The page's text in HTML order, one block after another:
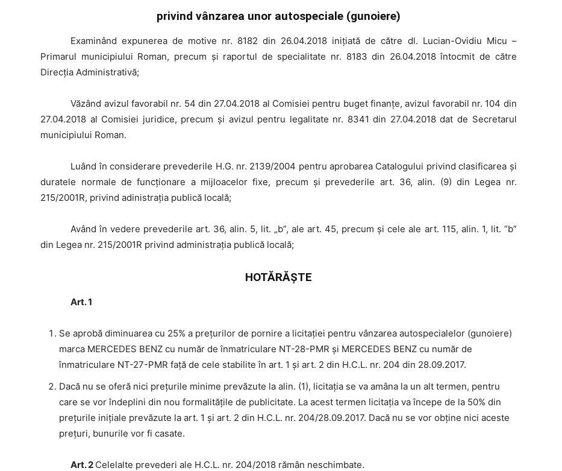
privind vânzarea unor autospeciale (gunoiere)
Examinând expunerea de motive nr. 8182 din 26.04.2018 iniţiată de către dl. Lucian-Ovidiu Micu –
Primarul municipiului Roman, precum şi raportul de specialitate nr. 8183 din 26.04.2018 întocmit de către
Direcția Administrativă;
Văzând avizul favorabil nr. 54 din 27.04.2018 al Comisiei pentru buget finanţe, avizul favorabil nr. 104 din
27.04.2018 al Comisiei juridice, precum şi avizul pentru legalitate nr. 8341 din 27.04.2018 dat de Secretarul
municipiului Roman.
Luând în considerare prevederile H.G. nr. 2139/2004 pentru aprobarea Catalogului privind clasificarea şi
duratele normale de funcţionare a mijloacelor fixe, precum și prevederile art. 36, alin. (9) din Legea nr.
215/2001R, privind adinistrația publică locală;
Având în vedere prevederile art. 36, alin. 5, lit. „b”, ale art. 45, precum şi cele ale art. 115, alin. 1, lit. “b”
din Legea nr. 215/2001R privind administraţia publică locală;
HOTĂRĂŞTE
Art. 1
Se aprobă diminuarea cu 25% a prețurilor de pornire a licitației pentru vânzarea autospecialelor (gunoiere)
marca MERCEDES BENZ cu număr de înmatriculare NT-28-PMR și MERCEDES BENZ cu număr de
înmatriculare NT-27-PMR față de cele stabilite în art. 1 și art. 2 din H.C.L. nr. 204 din 28.09.2017.
Dacă nu se oferă nici preţurile minime prevăzute la alin. (1), licitaţia se va amâna la un alt termen, pentru
care se vor îndeplini din nou formalităţile de publicitate. La acest termen licitaţia va începe de la 50% din
preţurile iniţiale prevăzute la art. 1 și art. 2 din H.C.L. nr. 204/28.09.2017. Dacă nu se vor obţine nici aceste
preţuri, bunurile vor fi casate.
Art. 2 Celelalte prevederi ale H.C.L. nr. 204/2018 rămân neschimbate.